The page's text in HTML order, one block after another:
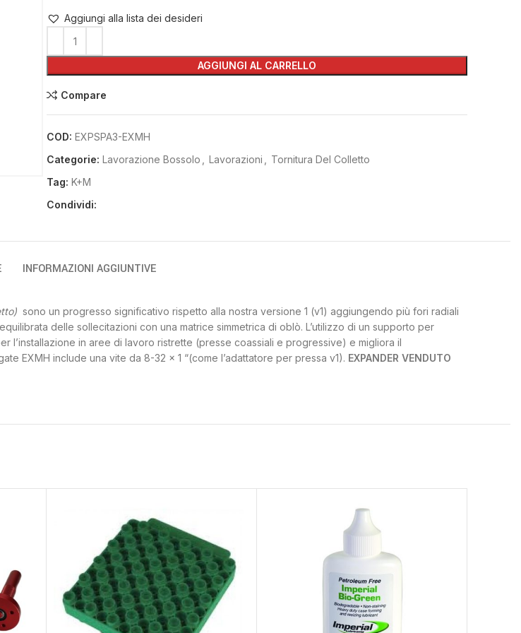
AGGIUNGI AL CARRELLO
Aggiungi alla lista dei desideri
Compare
COD: EXPSPA3-EXMH
Categorie: Lavorazione Bossolo Lavorazioni
Tornitura Del Colletto
Tag: K+M
Condividi:
INFORMAZIONI AGGIUNTIVE
sono un progresso significativo rispetto alla nostra versione 1 (v1) aggiungendo più fori radiali
delle sollecitazioni con una matrice simmetrica di oblò. L’utilizzo di un supporto per
l’installazione in aree di lavoro ristrette (presse coassiali e progressive) e migliora il
EXMH include una vite da 8-32 × 1 “(come l’adattatore per pressa v1). EXPANDER VENDUTO